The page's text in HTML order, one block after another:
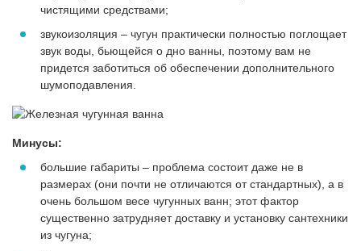
чистящими средствами;
звукоизоляция – чугун практически полностью поглощает
звук воды, бьющейся о дно ванны, поэтому вам не
придется заботиться об обеспечении дополнительного
шумоподавления.
Минусы:
большие габариты – проблема состоит даже не в
размерах (они почти не отличаются от стандартных), а в
очень большом весе чугунных ванн; этот фактор
существенно затрудняет доставку и установку сантехники
из чугуна;